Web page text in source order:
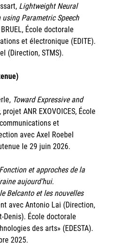
Lightweight Neural
Parametric Speech
École doctorale
et électronique (EDITE).
(Direction, STMS).
Toward Expressive and
projet ANR EXOVOICES, École
et
avec Axel Roebel
le 29 juin 2026.
Fonction et approches de la
aujourd’hui.
Belcanto et les nouvelles
avec Antonio Lai (Direction,
Denis). École doctorale
des arts» (EDESTA).
2025.